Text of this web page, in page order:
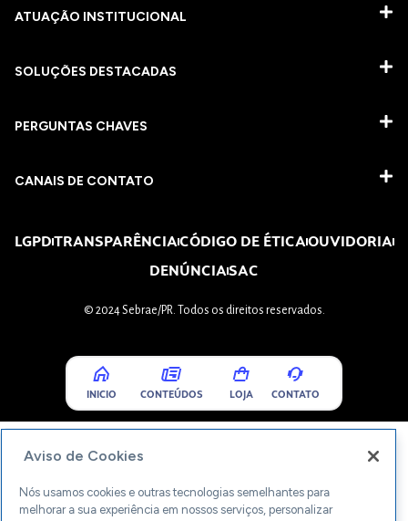
ATUAÇÃO INSTITUCIONAL
SOLUÇÕES DESTACADAS
PERGUNTAS CHAVES​
CANAIS DE CONTATO
LGPDTRANSPARÊNCIACÓDIGO DE ÉTICAOUVIDORIA
DENÚNCIASAC
© 2024 Sebrae/PR. Todos os direitos reservados.
INICIO CONTEÚDOS LOJA CONTATO
Aviso de Cookies
Nós usamos cookies e outras tecnologias semelhantes para
melhorar a sua experiência em nossos serviços, personalizar